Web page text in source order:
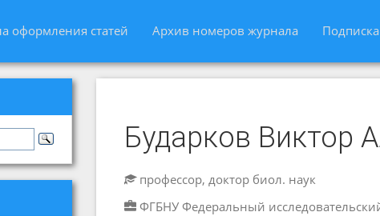
оформления статей Архив номеров журнала Подписка
Бударков Виктор
профессор, доктор биол. наук
ФГБНУ Федеральный